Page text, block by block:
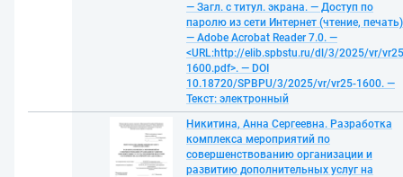
— Загл. с титул. экрана. — Доступ по
паролю из сети Интернет (чтение,
— Adobe Acrobat Reader 7.0. —
<URL:http://elib.spbstu.ru/dl/3/2025/vr/
1600.pdf>. — DOI
10.18720/SPBPU/3/2025/vr/vr25-1600. —
Текст: электронный
Никитина, Анна Сергеевна. Разработка
комплекса мероприятий по
совершенствованию организации и
развитию дополнительных услуг на